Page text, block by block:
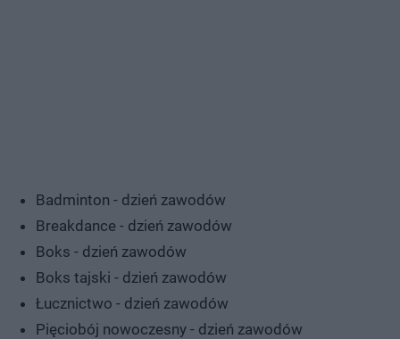
Badminton - dzień zawodów
Breakdance - dzień zawodów
Boks - dzień zawodów
Boks tajski - dzień zawodów
Łucznictwo - dzień zawodów
Pięciobój nowoczesny - dzień zawodów